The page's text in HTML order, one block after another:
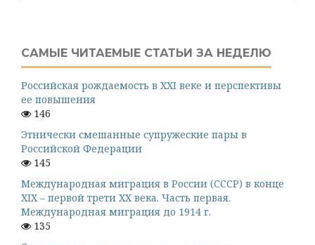
САМЫЕ ЧИТАЕМЫЕ СТАТЬИ ЗА НЕДЕЛЮ
Российская рождаемость в XXI веке и перспективы
ее повышения
146
Этнически смешанные супружеские пары в
Российской Федерации
145
Международная миграция в России (СССР) в конце
XIX – первой трети XX века. Часть первая.
Международная миграция до 1914 г.
135